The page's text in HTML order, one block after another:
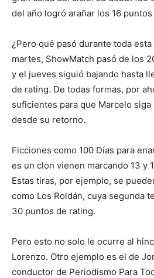
del año logró arañar los 16
¿Pero qué pasó durante toda esta
martes, ShowMatch pasó de los
y el jueves siguió bajando hasta
de rating. De todas formas, por
suficientes para que Marcelo
desde su retorno.
Ficciones como 100 Días para
es un clon vienen marcando 13 y
Estas tiras, por ejemplo, se
como Los Roldán, cuya segunda
30 puntos de rating.
Pero esto no solo le ocurre al
Lorenzo. Otro ejemplo es el de
conductor de Periodismo Para